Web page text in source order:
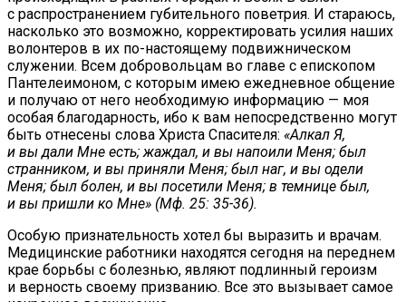
с распространением губительного поветрия. И стараюсь,
насколько это возможно, корректировать усилия наших
волонтеров в их по-настоящему подвижническом
служении. Всем добровольцам во главе с епископом
Пантелеимоном, с которым имею ежедневное общение
и получаю от него необходимую информацию — моя
особая благодарность, ибо к вам непосредственно могут
быть отнесены слова Христа Спасителя: «Алкал Я,
и вы дали Мне есть; жаждал, и вы напоили Меня; был
странником, и вы приняли Меня; был наг, и вы одели
Меня; был болен, и вы посетили Меня; в темнице был,
и вы пришли ко Мне» (Мф. 25: 35-36).
Особую признательность хотел бы выразить и врачам.
Медицинские работники находятся сегодня на переднем
крае борьбы с болезнью, являют подлинный героизм
и верность своему призванию. Все это вызывает самое